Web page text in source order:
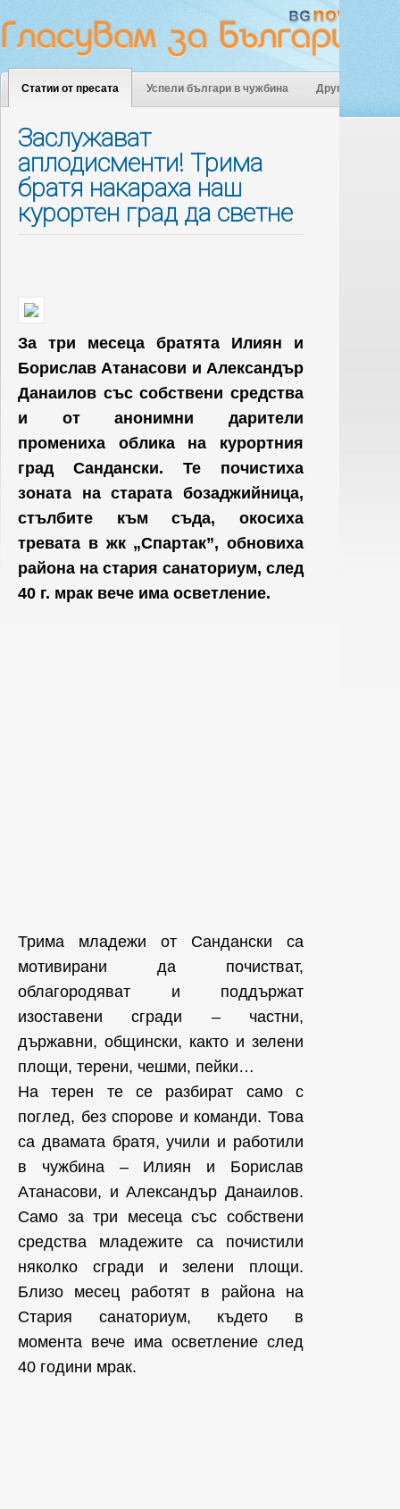
Статии от пресата Успели българи в чужбина Други
Заслужават
аплодисменти! Трима
братя накараха наш
курортен град да светне
За три месеца братята Илиян и
Борислав Атанасови и Александър
Данаилов със собствени средства
и от анонимни дарители
промениха облика на курортния
град Сандански. Те почистиха
зоната на старата бозаджийница,
стълбите към съда, окосиха
тревата в жк „Спартак”, обновиха
района на стария санаториум, след
40 г. мрак вече има осветление.
Трима младежи от Сандански са
мотивирани да почистват,
облагородяват и поддържат
изоставени сгради – частни,
държавни, общински, както и зелени
площи, терени, чешми, пейки…
На терен те се разбират само с
поглед, без спорове и команди. Това
са двамата братя, учили и работили
в чужбина – Илиян и Борислав
Атанасови, и Александър Данаилов.
Само за три месеца със собствени
средства младежите са почистили
няколко сгради и зелени площи.
Близо месец работят в района на
Стария санаториум, където в
момента вече има осветление след
40 години мрак.